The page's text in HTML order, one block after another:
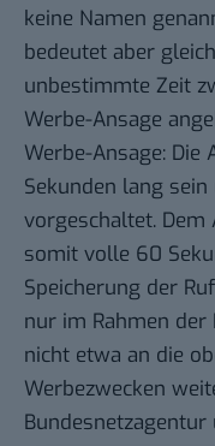
keine Namen
bedeutet aber
unbestimmte Zeit
Werbe-Ansage
Werbe-Ansage:
Sekunden lang
vorgeschaltet.
somit volle 60
Speicherung der
nur im Rahmen der
nicht etwa an die
Werbezwecken